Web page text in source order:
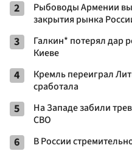
2
Рыбоводы Армении
закрытия рынка
3
Галкин* потерял дар
Киеве
4
Кремль переиграл
сработала
5
На Западе забили
СВО
6 В России